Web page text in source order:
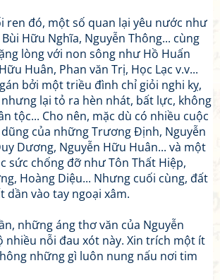
ren đó, một số quan lại yêu nước như
Hữu Nghĩa, Nguyễn Thông... cùng
lòng với non sông như Hồ Huấn
Huân, Phan văn Trị, Học Lạc v.v...
bởi một triều đình chỉ giỏi nghi kỵ,
lại tỏ ra hèn nhát, bất lực, không
tộc... Cho nên, mặc dù có nhiều cuộc
của những Trương Định, Nguyễn
Dương, Nguyễn Hữu Huân... và một
sức chống đỡ như Tôn Thất Hiệp,
Hoàng Diệu... Nhưng cuối cùng, đất
dần vào tay ngoại xâm.
những áng thơ văn của Nguyễn
nhiều nỗi đau xót này. Xin trích một ít
những gì luôn nung nấu nơi tim